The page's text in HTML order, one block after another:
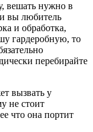
вешать нужно в
вы любитель
и обработка,
гардеробную, то
перебирайте
вызвать у
не стоит
что она портит